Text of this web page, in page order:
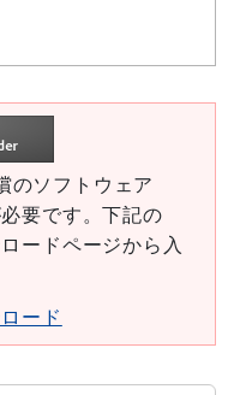
のソフトウェア
要です。下記の
ードページから入
ード